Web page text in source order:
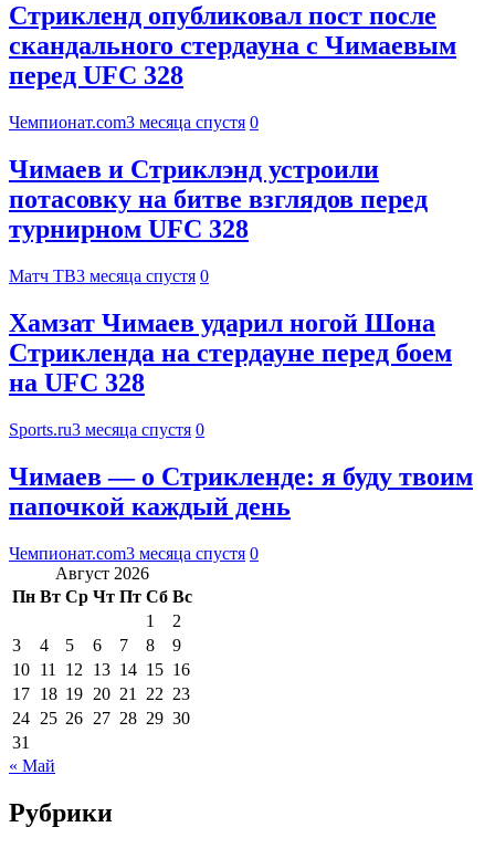
Стрикленд опубликовал пост после
скандального стердауна с Чимаевым
перед UFC 328
Чемпионат.com3 месяца спустя 0
Чимаев и Стриклэнд устроили
потасовку на битве взглядов перед
турнирном UFC 328
Матч ТВ3 месяца спустя 0
Хамзат Чимаев ударил ногой Шона
Стрикленда на стердауне перед боем
на UFC 328
Sports.ru3 месяца спустя 0
Чимаев — о Стрикленде: я буду твоим
папочкой каждый день
Чемпионат.com3 месяца спустя 0
Август 2026
Пн Вт Ср Чт Пт Сб Вс
1
2
3
4 5 6 7 8
9
10 11 12 13 14 15 16
17 18 19 20 21 22 23
24 25 26 27 28 29 30
31
« Май
Рубрики